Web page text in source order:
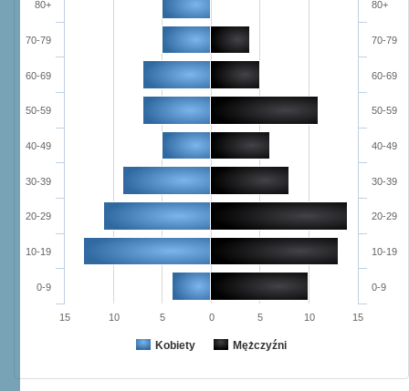
Kobiety Mężczyźni
0-9
10-19
20-29
30-39
40-49
50-59
60-69
70-79
80+
0-9
10-19
20-29
30-39
40-49
50-59
60-69
70-79
80+
15 10 5 0 5 10 15